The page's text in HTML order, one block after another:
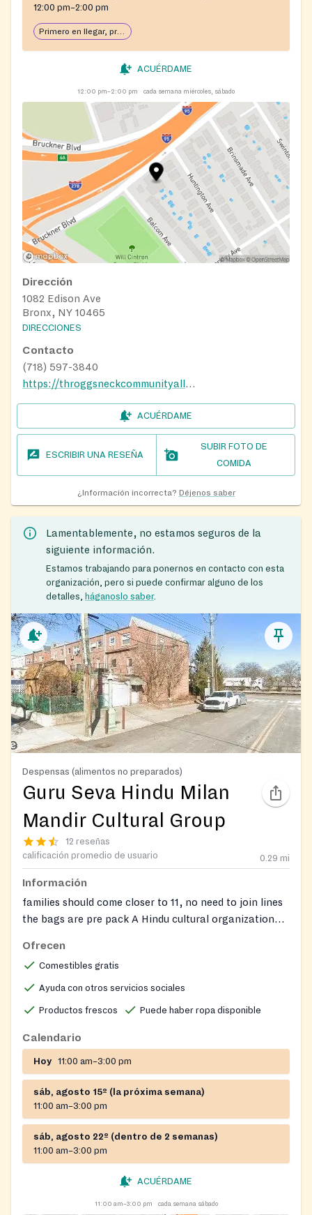
12:00 pm–2:00 pm
Primero en llegar, primero en servir: abierto hasta que se acabe la comida
ACUÉRDAME
12:00 pm–2:00 pm cada semana miércoles, sábado
Dirección
1082 Edison Ave
Bronx, NY 10465
DIRECCIONES
Contacto
(718) 597-3840
https://throggsneckcommunityalliance.org/
ACUÉRDAME
ESCRIBIR UNA RESEÑA
SUBIR FOTO DE
COMIDA
¿Información incorrecta? Déjenos saber
Lamentablemente, no estamos seguros de la
siguiente información.
Estamos trabajando para ponernos en contacto con esta
organización, pero si puede confirmar alguno de los
detalles, háganoslo saber.
Despensas (alimentos no preparados)
Guru Seva Hindu Milan
Mandir Cultural Group
12 reseñas
calificación promedio de usuario
0.29 mi
Información
families should come closer to 11, no need to join lines
the bags are pre pack A Hindu cultural organization
to needy individuals and families in the Bronx. The
organization aims to alleviate hunger and clothing
insecurity by offering a reliable and welcoming
resource where individuals and families can access
Ofrecen
Comestibles gratis
Ayuda con otros servicios sociales
Productos frescos Puede haber ropa disponible
Calendario
Hoy 11:00 am–3:00 pm
sáb, agosto 15º (la próxima semana)
11:00 am–3:00 pm
sáb, agosto 22º (dentro de 2 semanas)
11:00 am–3:00 pm
ACUÉRDAME
11:00 am–3:00 pm cada semana sábado